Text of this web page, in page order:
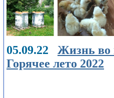
05.09.22 Жизнь во
Горячее лето 2022